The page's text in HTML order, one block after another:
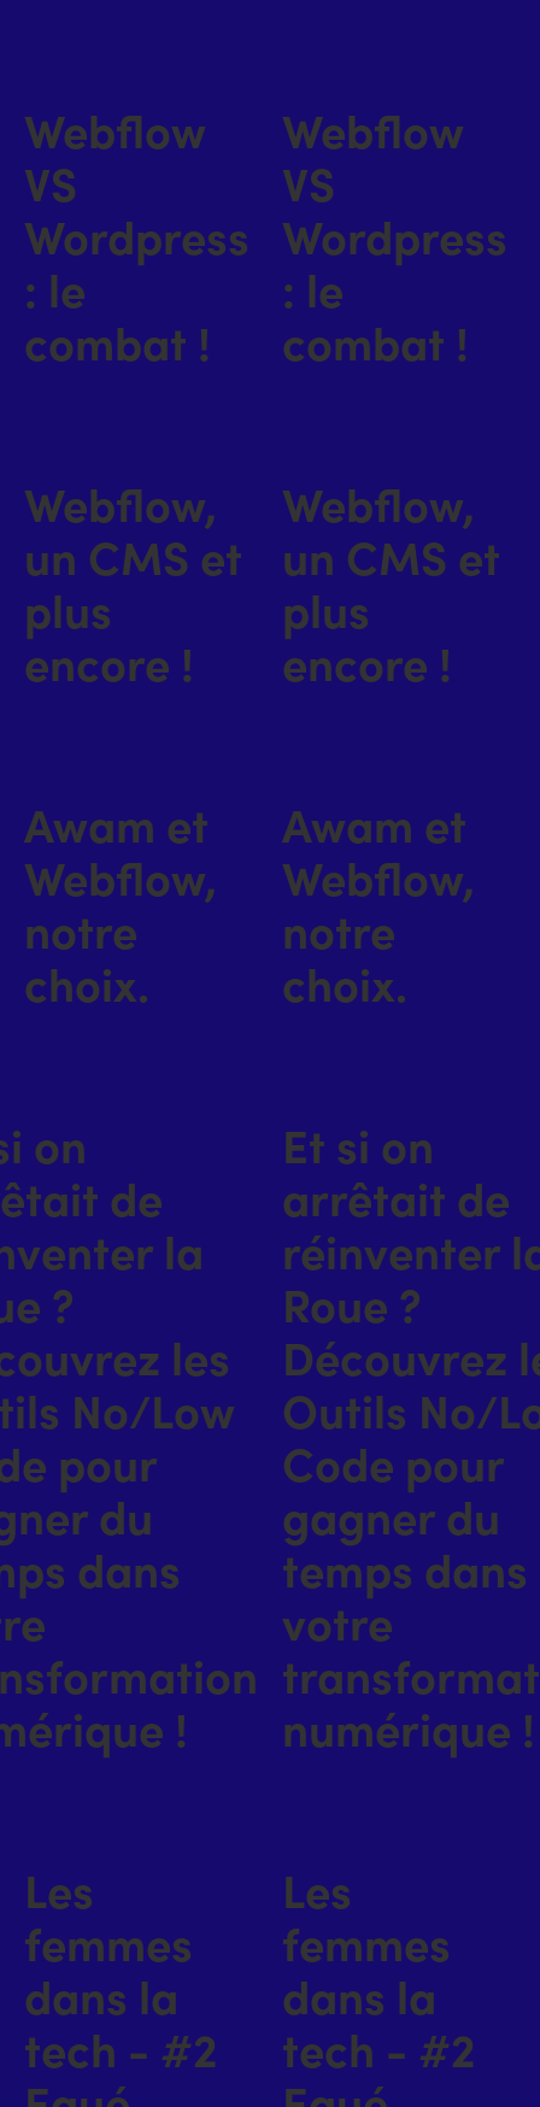
Webflow
VS
Wordpress
: le
combat !
Webflow
VS
Wordpress
: le
combat !
Webflow,
un CMS et
plus
encore !
Webflow,
un CMS et
plus
encore !
Awam et
Webflow,
notre
choix.
Awam et
Webflow,
notre
choix.
on
de
la
?
les
No/Low
pour
du
dans
!
Et si on
arrêtait de
réinventer
Roue ?
Découvrez
Outils No/
Code pour
gagner du
temps dans
votre
numérique !
Les
femmes
dans la
tech - #2
Les
femmes
dans la
tech - #2